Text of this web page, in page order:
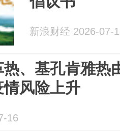
新浪财经 2026-07-
、基孔肯雅热
风险上升
16